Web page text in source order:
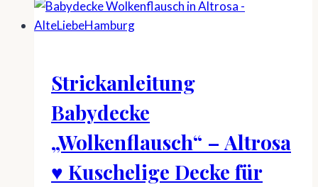
Strickanleitung
Babydecke
„Wolkenflausch“ – Altrosa
♥ Kuschelige Decke für